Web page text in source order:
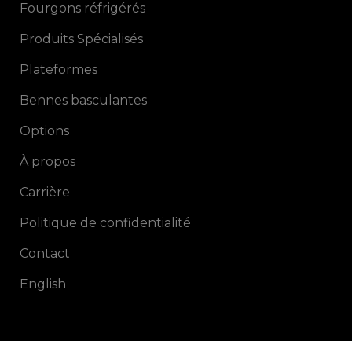
Fourgons réfrigérés
Produits Spécialisés
Plateformes
Bennes basculantes
Options
À propos
Carrière
Politique de confidentialité
Contact
English